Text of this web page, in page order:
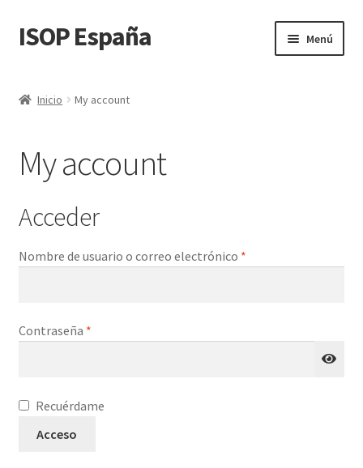
Ir
a
navegación
Ir
al
ISOP España Menú
Conjuntos de rescate y supervivencia
Venta al por mayor
Blog
Contacta con nosotros
Inicio My account
My account
Acceder
Nombre de usuario o correo electrónico *Obligatorio
Contraseña *Obligatorio
Recuérdame
Acceso